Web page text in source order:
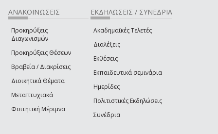
ΑΝΑΚΟΙΝΩΣΕΙΣ
Προκηρύξεις
Διαγωνισμών
Προκηρύξεις Θέσεων
Βραβεία / Διακρίσεις
Διοικητικά Θέματα
Μεταπτυχιακά
Φοιτητική Μέριμνα
ΕΚΔΗΛΩΣΕΙΣ / ΣΥΝΕΔΡΙΑ
Ακαδημαϊκές Τελετές
Διαλέξεις
Εκθέσεις
Εκπαιδευτικά σεμινάρια
Ημερίδες
Πολιτιστικές Εκδηλώσεις
Συνέδρια